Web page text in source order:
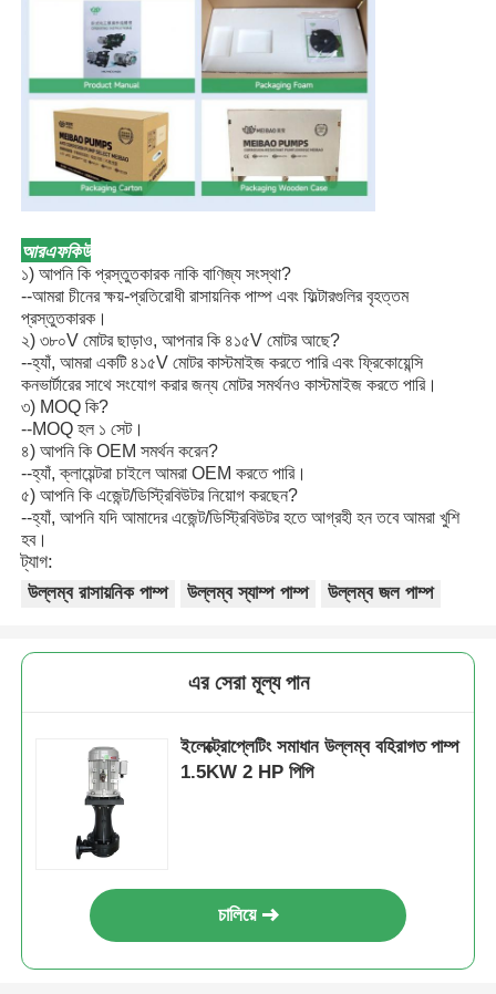
আরএফকিউ
১) আপনি কি প্রস্তুতকারক নাকি বাণিজ্য সংস্থা?
--আমরা চীনের ক্ষয়-প্রতিরোধী রাসায়নিক পাম্প এবং ফিল্টারগুলির বৃহত্তম
প্রস্তুতকারক।
২) ৩৮০V মোটর ছাড়াও, আপনার কি ৪১৫V মোটর আছে?
--হ্যাঁ, আমরা একটি ৪১৫V মোটর কাস্টমাইজ করতে পারি এবং ফ্রিকোয়েন্সি
কনভার্টারের সাথে সংযোগ করার জন্য মোটর সমর্থনও কাস্টমাইজ করতে পারি।
৩) MOQ কি?
--MOQ হল ১ সেট।
৪) আপনি কি OEM সমর্থন করেন?
--হ্যাঁ, ক্লায়েন্টরা চাইলে আমরা OEM করতে পারি।
৫) আপনি কি এজেন্ট/ডিস্ট্রিবিউটর নিয়োগ করছেন?
--হ্যাঁ, আপনি যদি আমাদের এজেন্ট/ডিস্ট্রিবিউটর হতে আগ্রহী হন তবে আমরা খুশি
হব।
ট্যাগ:
উল্লম্ব রাসায়নিক পাম্প
উল্লম্ব স্যাম্প পাম্প উল্লম্ব জল পাম্প
এর সেরা মূল্য পান
ইলেক্ট্রোপ্লেটিং সমাধান উল্লম্ব বহিরাগত পাম্প
1.5KW 2 HP পিপি
চালিয়ে